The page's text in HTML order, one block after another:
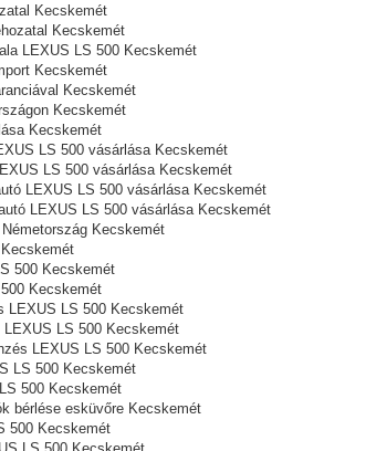
Kecskemét
Kecskemét
LEXUS LS 500 Kecskemét
Kecskemét
Kecskemét
Kecskemét
Kecskemét
LS 500 vásárlása Kecskemét
LS 500 vásárlása Kecskemét
LEXUS LS 500 vásárlása Kecskemét
LEXUS LS 500 vásárlása Kecskemét
Kecskemét
500 Kecskemét
Kecskemét
LEXUS LS 500 Kecskemét
LS 500 Kecskemét
LEXUS LS 500 Kecskemét
LS 500 Kecskemét
500 Kecskemét
bérlése esküvőre Kecskemét
500 Kecskemét